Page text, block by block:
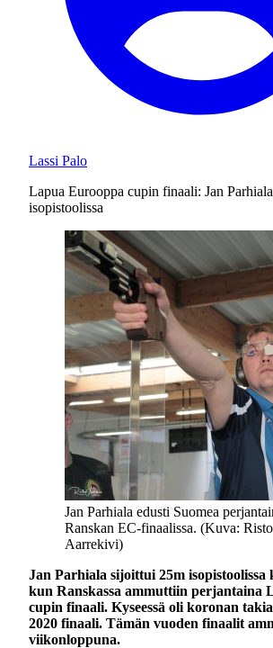
Lassi Palo
Lapua Eurooppa cupin finaali: Jan
isopistoolissa
Jan Parhiala edusti Suomea
Ranskan EC-finaalissa. (Kuva: Risto
Aarrekivi)
Jan Parhiala sijoittui 25m isopistoolissa
kun Ranskassa ammuttiin perjantaina
cupin finaali. Kyseessä oli koronan
2020 finaali. Tämän vuoden finaalit
viikonloppuna.